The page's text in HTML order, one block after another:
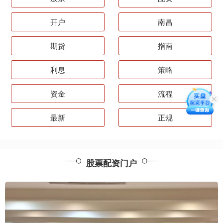
开户 南昌
期货 指南
利息 策略
资金 流程
最新 正规
股票配资门户